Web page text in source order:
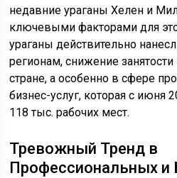
недавние ураганы Хелен и
ключевыми факторами для
ураганы действительно
регионам, снижение
стране, а особенно в сфере
бизнес-услуг, которая с июня
118 тыс. рабочих мест.
Тревожный Тренд в
Профессиональных и